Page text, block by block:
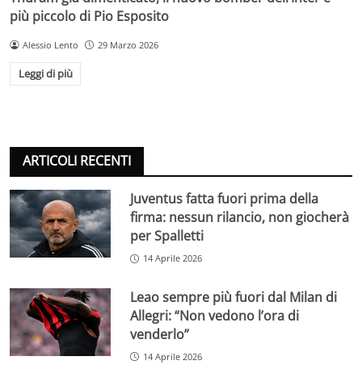
più piccolo di Pio Esposito
Alessio Lento 29 Marzo 2026
Leggi di più
ARTICOLI RECENTI
Juventus fatta fuori prima della
firma: nessun rilancio, non giocherà
per Spalletti
14 Aprile 2026
Leao sempre più fuori dal Milan di
Allegri: “Non vedono l’ora di
venderlo”
14 Aprile 2026